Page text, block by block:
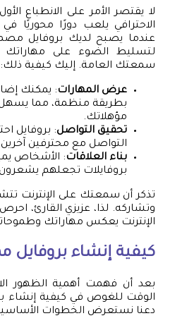
لا يقتصر الأمر على الانطباع
الاحترافي يلعب دورًا محوريًا في
عندما يصبح لديك بروفايل
لتسليط الضوء على مهاراتك
سمعتك العامة. إليك كيفية ذلك:
عرض المهارات: يمكنك
بطريقة منظمة، مما يسهل
مؤهلاتك.
تحقيق التواصل: بروفايل
التواصل مع محترفين
بناء العلاقات: الأشخاص
بروفايلات تجعلهم يشعرون
تذكر أن سمعتك على الإنترنت
وتشاركه. لذا، عزيزي القارئ،
الإنترنت يعكس مهاراتك
كيفية إنشاء بروفايل
بعد أن فهمت أهمية الظهور
الوقت للغوص في كيفية إنشاء
دعنا نستعرض الخطوات الأساسية